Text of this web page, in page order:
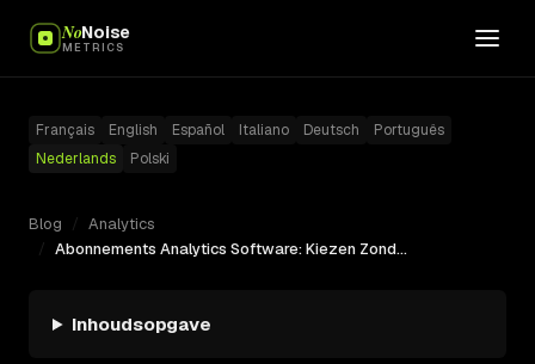
NoNoise
METRICS
Français English Español Italiano Deutsch
Português
Nederlands
Polski
Blog / Analytics
/
Abonnements Analytics Software: Kiezen Zonder Overdenken
Inhoudsopgave